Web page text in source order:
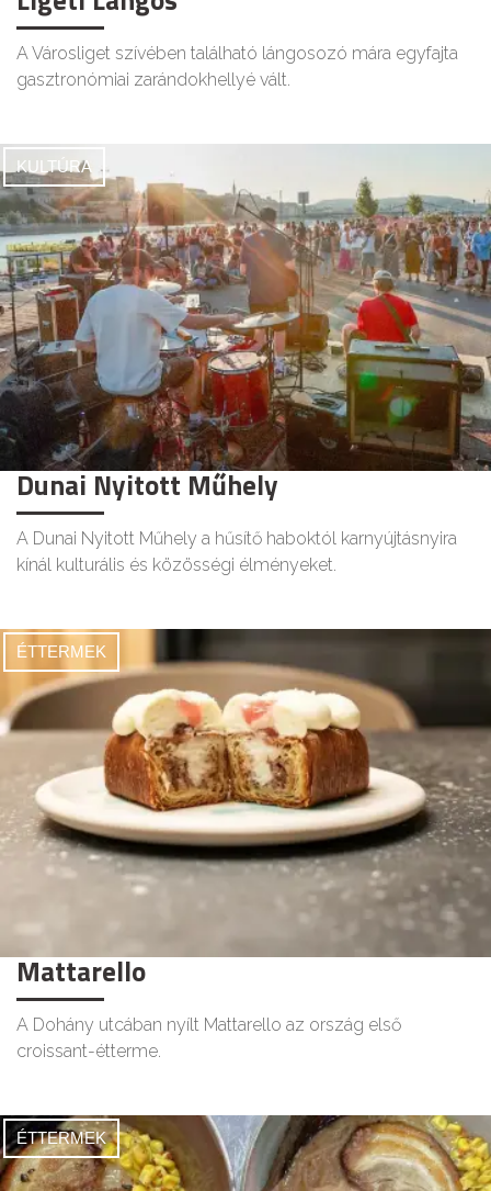
A Városliget szívében található lángosozó mára egyfajta
gasztronómiai zarándokhellyé vált.
KULTÚRA
Dunai Nyitott Műhely
A Dunai Nyitott Műhely a hűsítő haboktól karnyújtásnyira
kínál kulturális és közösségi élményeket.
ÉTTERMEK
Mattarello
A Dohány utcában nyílt Mattarello az ország első
croissant-étterme.
ÉTTERMEK